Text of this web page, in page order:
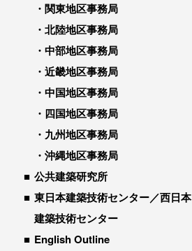
関東地区事務局
北陸地区事務局
中部地区事務局
近畿地区事務局
中国地区事務局
四国地区事務局
九州地区事務局
沖縄地区事務局
公共建築研究所
東日本建築技術センター／西日本
建築技術センター
English Outline